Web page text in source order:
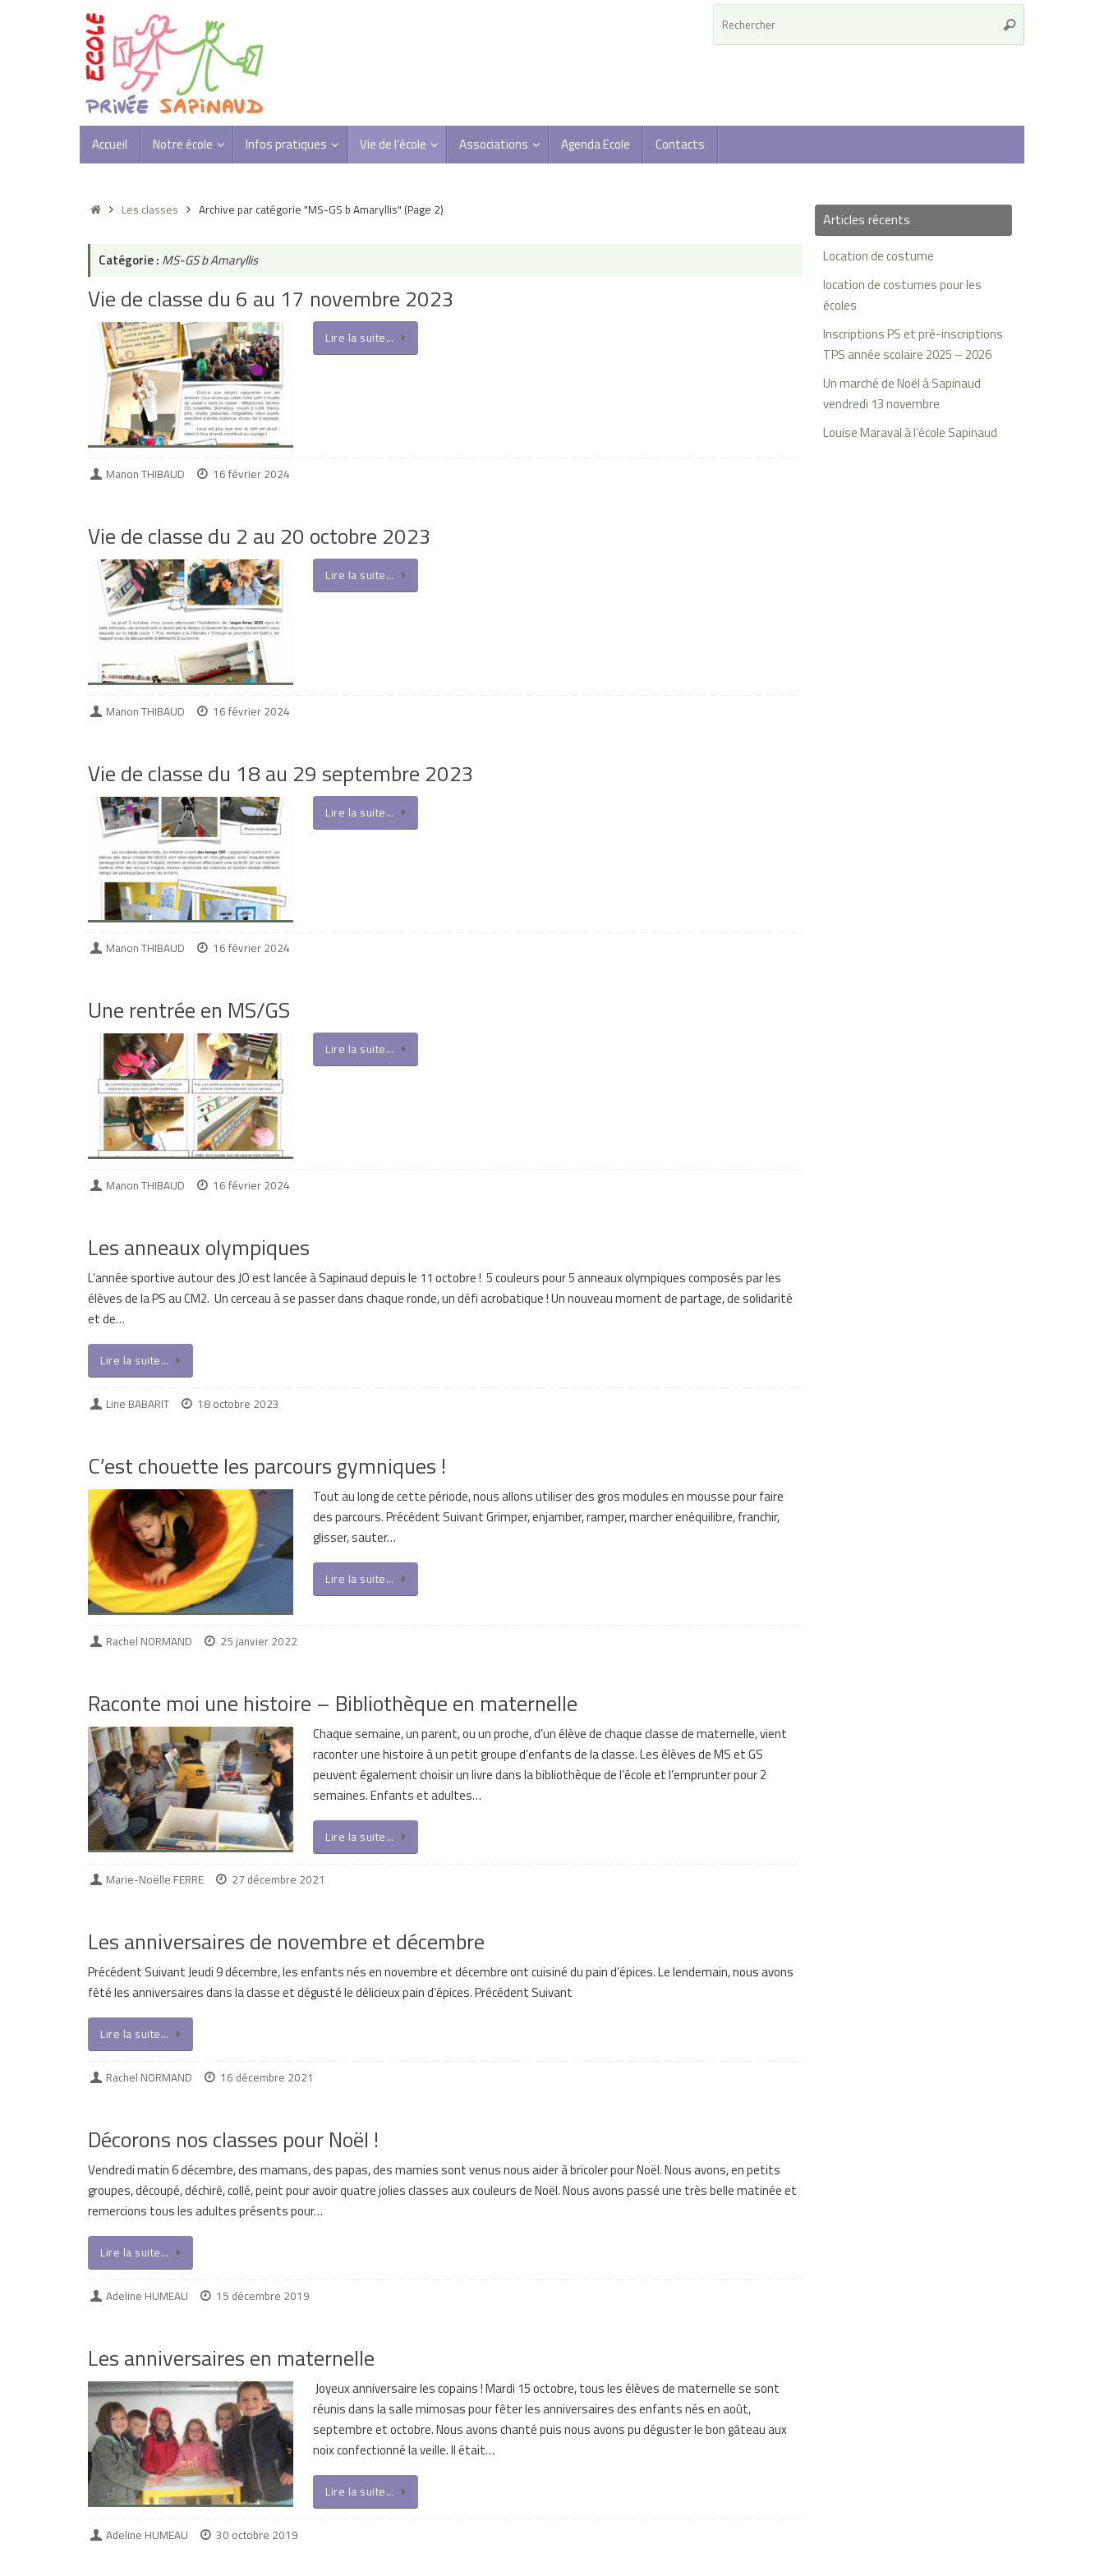
Rechercher
contenu
Accueil Notre école Infos pratiques Vie de l’école Associations Agenda Ecole Contacts
AccueilLes classes Archive par catégorie "MS-GS b Amaryllis" (Page 2)
Catégorie : MS-GS b Amaryllis
Vie de classe du 6 au 17 novembre 2023
Lire la suite…
Manon THIBAUD 16 février 2024
Vie de classe du 2 au 20 octobre 2023
Lire la suite…
Manon THIBAUD 16 février 2024
Vie de classe du 18 au 29 septembre 2023
Lire la suite…
Manon THIBAUD 16 février 2024
Une rentrée en MS/GS
Lire la suite…
Manon THIBAUD 16 février 2024
Les anneaux olympiques
L’année sportive autour des JO est lancée à Sapinaud depuis le 11 octobre ! 5 couleurs pour 5 anneaux olympiques composés par les
élèves de la PS au CM2. Un cerceau à se passer dans chaque ronde, un défi acrobatique ! Un nouveau moment de partage, de solidarité
et de…
Lire la suite…
Line BABARIT 18 octobre 2023
C’est chouette les parcours gymniques !
Tout au long de cette période, nous allons utiliser des gros modules en mousse pour faire
des parcours. Précédent Suivant Grimper, enjamber, ramper, marcher enéquilibre, franchir,
glisser, sauter…
Lire la suite…
Rachel NORMAND 25 janvier 2022
Raconte moi une histoire – Bibliothèque en maternelle
Chaque semaine, un parent, ou un proche, d’un élève de chaque classe de maternelle, vient
raconter une histoire à un petit groupe d’enfants de la classe. Les élèves de MS et GS
peuvent également choisir un livre dans la bibliothèque de l’école et l’emprunter pour 2
semaines. Enfants et adultes…
Lire la suite…
Marie-Noëlle FERRE 27 décembre 2021
Les anniversaires de novembre et décembre
Précédent Suivant Jeudi 9 décembre, les enfants nés en novembre et décembre ont cuisiné du pain d’épices. Le lendemain, nous avons
fêté les anniversaires dans la classe et dégusté le délicieux pain d’épices. Précédent Suivant
Lire la suite…
Rachel NORMAND 16 décembre 2021
Décorons nos classes pour Noël !
Vendredi matin 6 décembre, des mamans, des papas, des mamies sont venus nous aider à bricoler pour Noël. Nous avons, en petits
groupes, découpé, déchiré, collé, peint pour avoir quatre jolies classes aux couleurs de Noël. Nous avons passé une très belle matinée et
remercions tous les adultes présents pour…
Lire la suite…
Adeline HUMEAU 15 décembre 2019
Les anniversaires en maternelle
Joyeux anniversaire les copains ! Mardi 15 octobre, tous les élèves de maternelle se sont
réunis dans la salle mimosas pour fêter les anniversaires des enfants nés en août,
septembre et octobre. Nous avons chanté puis nous avons pu déguster le bon gâteau aux
noix confectionné la veille. Il était…
Lire la suite…
Adeline HUMEAU 30 octobre 2019
Articles récents
Location de costume
location de costumes pour les
écoles
Inscriptions PS et pré-inscriptions
TPS année scolaire 2025 – 2026
Un marché de Noël à Sapinaud
vendredi 13 novembre
Louise Maraval à l’école Sapinaud